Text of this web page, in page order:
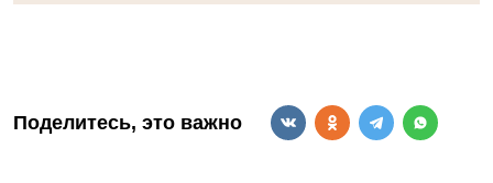
Поделитесь, это важно